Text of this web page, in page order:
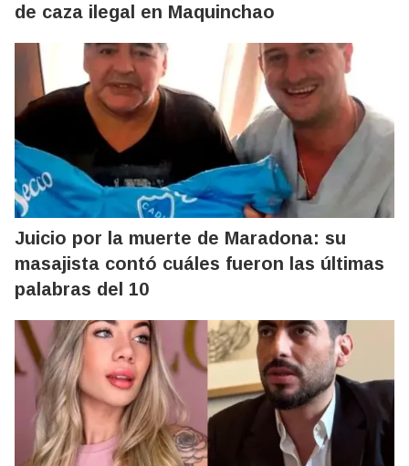
de caza ilegal en Maquinchao
Juicio por la muerte de Maradona: su
masajista contó cuáles fueron las últimas
palabras del 10